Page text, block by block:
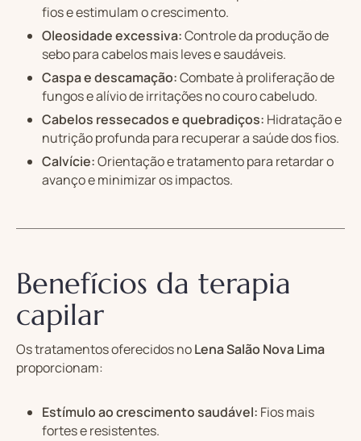
fios e estimulam o crescimento.
Oleosidade excessiva:Controle da produção de
sebo para cabelos mais leves e saudáveis.
Caspa e descamação:Combate à proliferação de
fungos e alívio de irritações no couro cabeludo.
Cabelos ressecados e quebradiços: Hidratação e
nutrição profunda para recuperar a saúde dos fios.
Calvície:Orientação e tratamento para retardar o
avanço e minimizar os impactos.
Benefícios da terapia
capilar
Os tratamentos oferecidos noLena Salão Nova Lima
proporcionam:
Estímulo ao crescimento saudável: Fios mais
fortes e resistentes.